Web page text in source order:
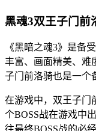
黑魂3双王子门前
《黑暗之魂3》是备
丰富、画面精美、难
子门前洛骑也是一个
在游戏中，双王子门
个BOSS战在游戏中